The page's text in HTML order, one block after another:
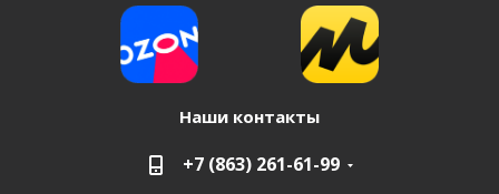
Наши контакты
+7 (863) 261-61-99